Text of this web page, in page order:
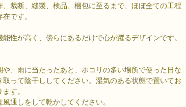
、裁断、縫製、検品、梱包に至るまで、ほぼ全ての工程
です。
性が高く、傍らにあるだけで心が躍るデザインです。
、雨に当たったあと、ホコリの多い場所で使った日な
取って陰干ししてください。湿気のある状態で置いてお
す。
通しをして乾かしてください。